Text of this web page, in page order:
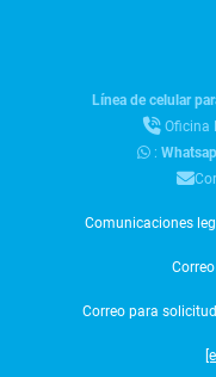
Línea de celular
Oficina
:
Comunicaciones
Correo
Correo para